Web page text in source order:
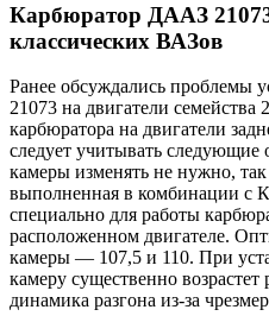
Карбюратор ДААЗ
классических ВАЗов
Ранее обсуждались проблемы
21073 на двигатели семейства
карбюратора на двигатели
следует учитывать
камеры изменять не нужно,
выполненная в комбинации с
специально для работы
расположенном двигателе.
камеры — 107,5 и 110. При
камеру существенно
динамика разгона из-за